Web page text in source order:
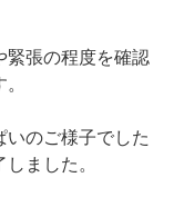
緊張の程度を確認
いのご様子でした
ました。